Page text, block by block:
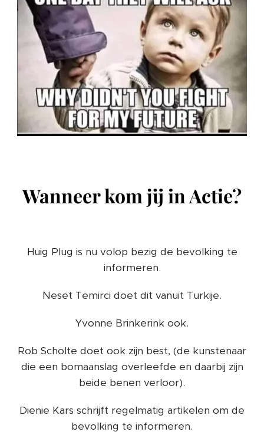
Wanneer kom jij in Actie?
Huig Plug is nu volop bezig de bevolking te
informeren.
Neset Temirci doet dit vanuit Turkije.
Yvonne Brinkerink ook.
Rob Scholte doet ook zijn best, (de kunstenaar
die een bomaanslag overleefde en daarbij zijn
beide benen verloor).
Dienie Kars schrijft regelmatig artikelen om de
bevolking te informeren.